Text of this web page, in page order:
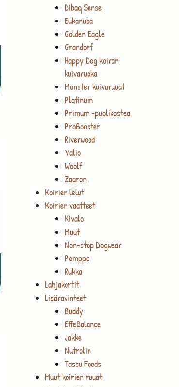
Dibaq Sense
Eukanuba
Golden Eagle
Grandorf
Happy Dog koiran
kuivaruoka
Monster kuivaruuat
Platinum
Primum -puolikostea
ProBooster
Riverwood
Valio
Woolf
Zaaron
Koirien lelut
Koirien vaatteet
Kivalo
Muut
Non-stop Dogwear
Pomppa
Rukka
Lahjakortit
Lisäravinteet
Buddy
EffeBalance
Jakke
Nutrolin
Tassu Foods
Muut koirien ruuat